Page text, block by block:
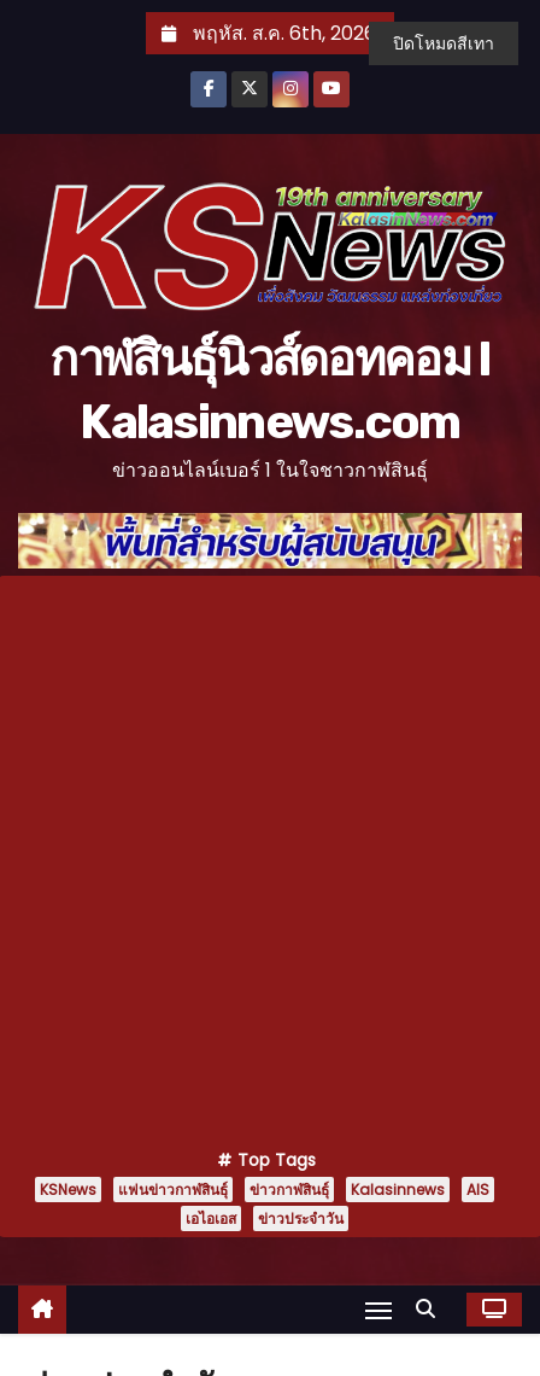
พฤหัส. ส.ค. 6th, 2026
กาฬสินธุ์นิวส์ดอทคอม l
Kalasinnews.com
ข่าวออนไลน์เบอร์ 1 ในใจชาวกาฬสินธุ์
Top Tags
KSNews แฟนข่าวกาฬสินธุ์ ข่าวกาฬสินธุ์ Kalasinnews
AIS
เอไอเอส
ข่าวประจำวัน
ปิดโหมดสีเทา